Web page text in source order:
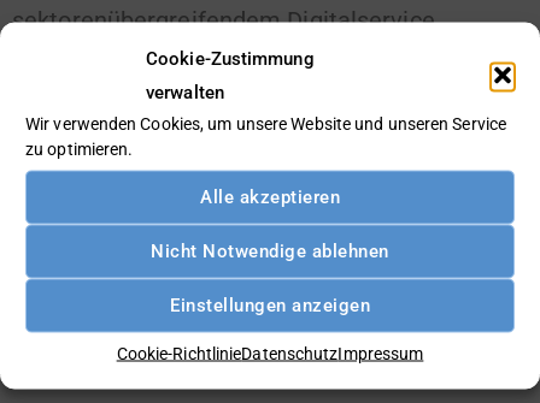
Cookie-Zustimmung
verwalten
Wir verwenden Cookies, um unsere Website und unseren Service
zu optimieren.
Alle akzeptieren
Nicht Notwendige ablehnen
Einstellungen anzeigen
Cookie-RichtlinieDatenschutzImpressum
sektorenübergreifendem Digitalservice
Weiterlesen »